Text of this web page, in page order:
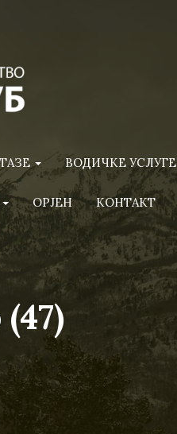
ВОДИЧКЕ УСЛУГЕ
ОРЈЕН КОНТАКТ